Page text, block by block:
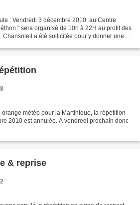
: Vendredi 3 décembre 2010, au Centre
" sera organisé de 10h à 22H au profit des
a été sollicitée pour y donner une
météo pour la Martinique, la répétition
2010 est annulée. A vendredi prochain donc
& reprise